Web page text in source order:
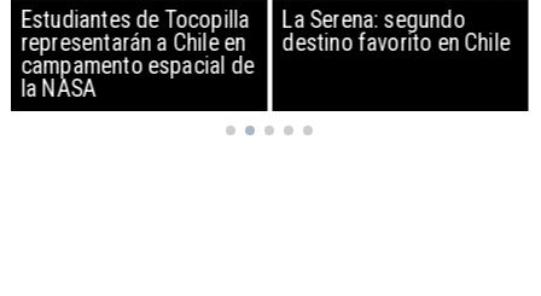
Estudiantes de Tocopilla
representarán a Chile en
campamento espacial de
la NASA
La Serena: segundo
destino favorito en Chile